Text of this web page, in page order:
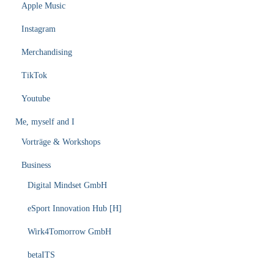
Apple Music
Instagram
Merchandising
TikTok
Youtube
Me, myself and I
Vorträge & Workshops
Business
Digital Mindset GmbH
eSport Innovation Hub [H]
Wirk4Tomorrow GmbH
betaITS